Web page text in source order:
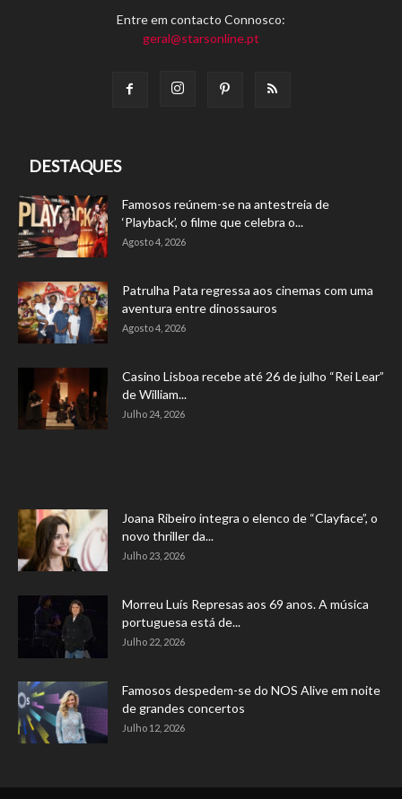
Entre em contacto Connosco:
geral@starsonline.pt
DESTAQUES
Famosos reúnem-se na antestreia de
‘Playback’, o filme que celebra o...
Agosto 4, 2026
Patrulha Pata regressa aos cinemas com uma
aventura entre dinossauros
Agosto 4, 2026
Casino Lisboa recebe até 26 de julho “Rei Lear”
de William...
Julho 24, 2026
Joana Ribeiro integra o elenco de “Clayface”, o
novo thriller da...
Julho 23, 2026
Morreu Luís Represas aos 69 anos. A música
portuguesa está de...
Julho 22, 2026
Famosos despedem-se do NOS Alive em noite
de grandes concertos
Julho 12, 2026